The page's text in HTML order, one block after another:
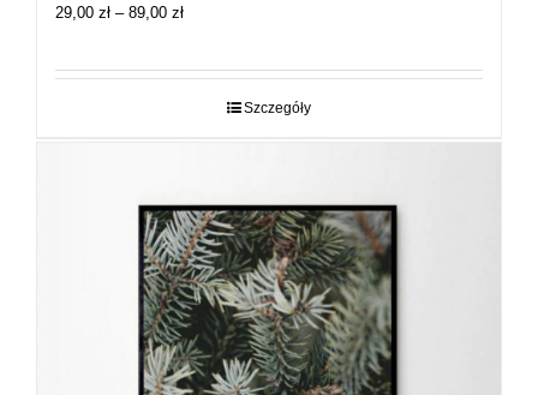
29,00 zł – 89,00 złZakres
29,00 zł
Szczegóły